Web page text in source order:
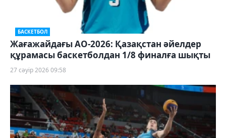
БАСКЕТБОЛ
Жағажайдағы АО-2026: Қазақстан әйелдер
құрамасы баскетболдан 1/8 финалға шықты
27 сәуір 2026 09:58